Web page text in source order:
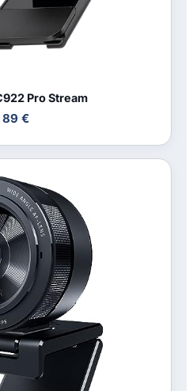
Pro Stream
89 €